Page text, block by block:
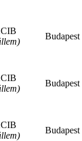
Budapest
Budapest
Budapest